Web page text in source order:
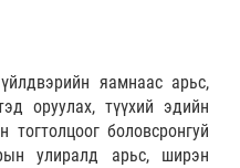
яамнаас арьс,
оруулах, түүхий эдийн
тогтолцоог боловсронгуй
улиралд арьс, ширэн